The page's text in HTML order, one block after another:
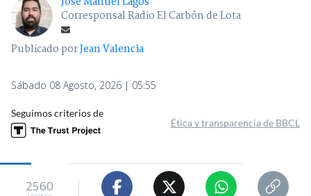
Corresponsal Radio El Carbón de Lota
Publicado porJean Valencia
Sábado 08 Agosto, 2026 | 05:55
Seguimos criterios de
Ética y transparencia de BBCL
2560